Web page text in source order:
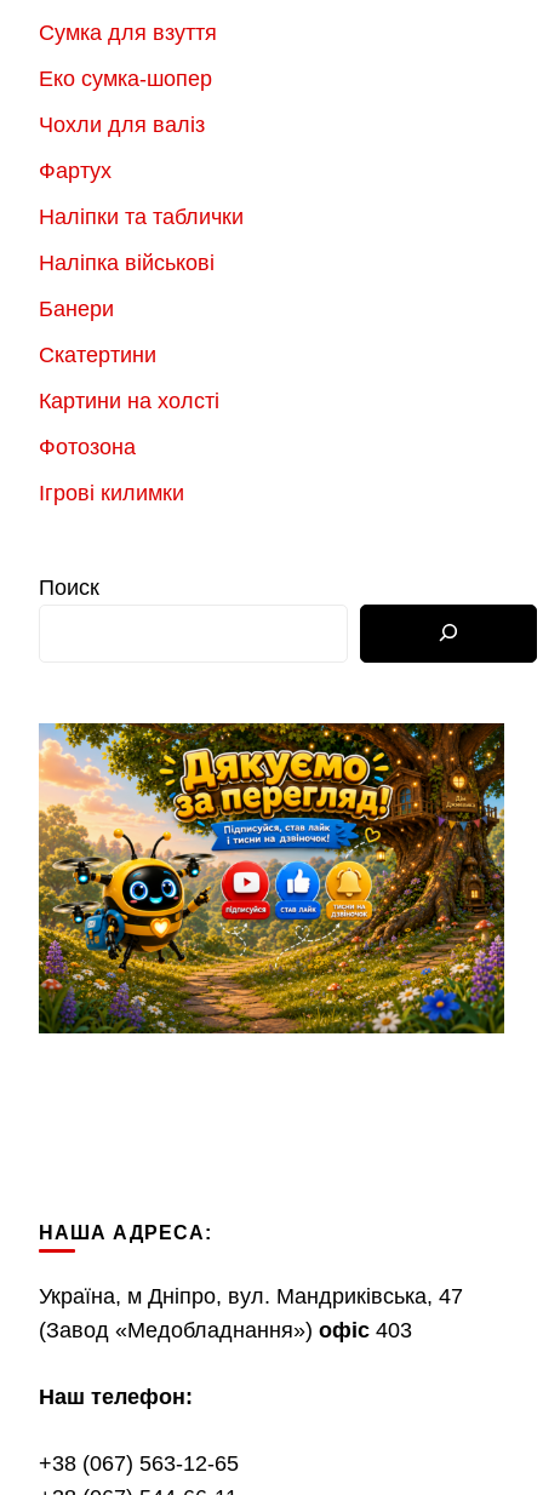
Сумка для взуття
Еко сумка-шопер
Чохли для валіз
Фартух
Наліпки та таблички
Наліпка військові
Банери
Скатертини
Картини на холсті
Фотозона
Ігрові килимки
Поиск
НАША АДРЕСА:
Україна, м Дніпро, вул. Мандриківська, 47
(Завод «Медобладнання») офіс 403
Наш телефон:
+38 (067) 563-12-65